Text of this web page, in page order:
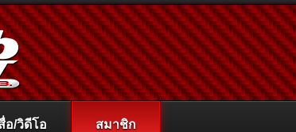
อ/วิดีโอ สมาชิก